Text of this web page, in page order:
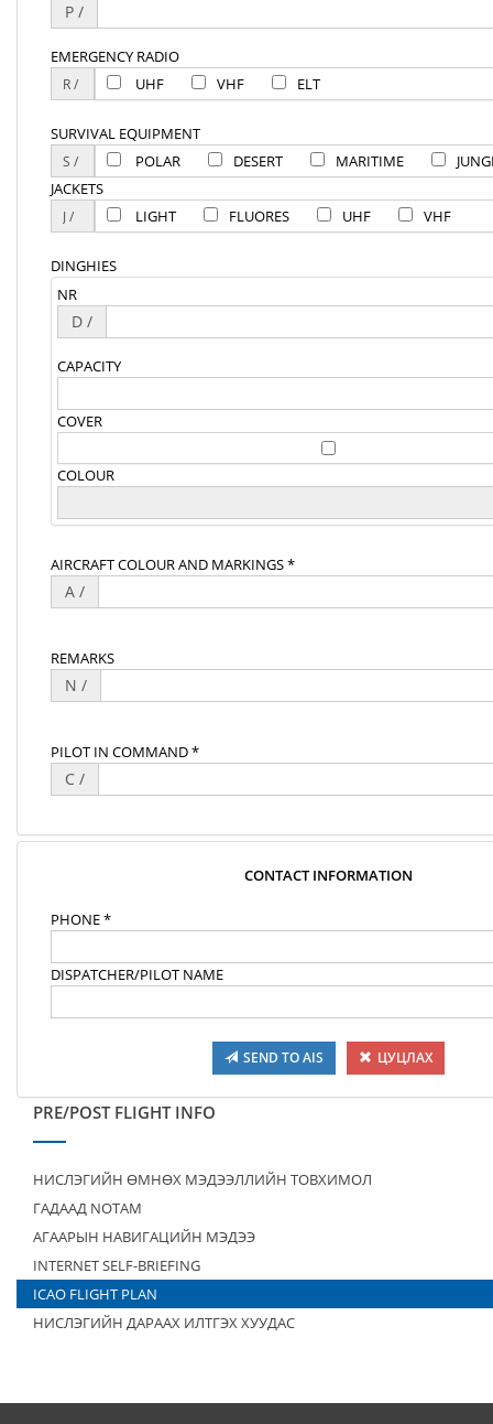
P /
EMERGENCY RADIO
UHF
VHF ELT
SURVIVAL EQUIPMENT
POLAR
DESERT MARITIME
JACKETS
LIGHT
FLUORES UHF VHF
DINGHIES
NR
D /
CAPACITY
COVER
COLOUR
AIRCRAFT COLOUR AND MARKINGS *
A /
REMARKS
N /
PILOT IN COMMAND *
C /
CONTACT INFORMATION
PHONE *
DISPATCHER/PILOT NAME
SEND TO AIS ЦУЦЛАХ
PRE/POST FLIGHT INFO
НИСЛЭГИЙН ӨМНӨХ МЭДЭЭЛЛИЙН ТОВХИМОЛ
ГАДААД NOTAM
АГААРЫН НАВИГАЦИЙН МЭДЭЭ
INTERNET SELF-BRIEFING
ICAO FLIGHT PLAN
НИСЛЭГИЙН ДАРААХ ИЛТГЭХ ХУУДАС